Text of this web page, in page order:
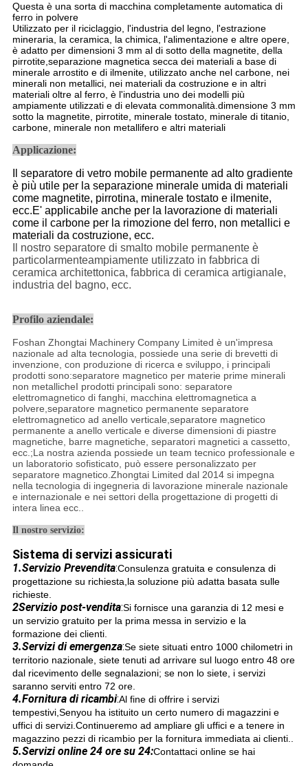
Questa è una sorta di macchina completamente automatica di
ferro in polvere
Utilizzato per il riciclaggio, l'industria del legno, l'estrazione
mineraria, la ceramica, la chimica, l'alimentazione e altre opere,
è adatto per dimensioni 3 mm al di sotto della magnetite, della
pirrotite,separazione magnetica secca dei materiali a base di
minerale arrostito e di ilmenite, utilizzato anche nel carbone, nei
minerali non metallici, nei materiali da costruzione e in altri
materiali oltre al ferro, è l'industria uno dei modelli più
ampiamente utilizzati e di elevata commonalità.dimensione 3 mm
sotto la magnetite, pirrotite, minerale tostato, minerale di titanio,
carbone, minerale non metallifero e altri materiali
Applicazione:
Il separatore di vetro mobile permanente ad alto gradiente
è più utile per la separazione minerale umida di materiali
come magnetite, pirrotina, minerale tostato e ilmenite,
ecc.E' applicabile anche per la lavorazione di materiali
come il carbone per la rimozione del ferro, non metallici e
materiali da costruzione, ecc.
Il nostro separatore di smalto mobile permanente è
particolarmenteampiamente utilizzato in fabbrica di
ceramica architettonica, fabbrica di ceramica artigianale,
industria del bagno, ecc.
Profilo aziendale:
Foshan Zhongtai Machinery Company Limited è un'impresa
nazionale ad alta tecnologia, possiede una serie di brevetti di
invenzione, con produzione di ricerca e sviluppo, i principali
prodotti sono:separatore magnetico per materie prime minerali
non metallicheI prodotti principali sono: separatore
elettromagnetico di fanghi, macchina elettromagnetica a
polvere,separatore magnetico permanente separatore
elettromagnetico ad anello verticale,separatore magnetico
permanente a anello verticale e diverse dimensioni di piastre
magnetiche, barre magnetiche, separatori magnetici a cassetto,
ecc.;La nostra azienda possiede un team tecnico professionale e
un laboratorio sofisticato, può essere personalizzato per
separatore magnetico.Zhongtai Limited dal 2014 si impegna
nella tecnologia di ingegneria di lavorazione minerale nazionale
e internazionale e nei settori della progettazione di progetti di
intera linea ecc..
Il nostro servizio:
Sistema di servizi assicurati
1.Servizio Prevendita:Consulenza gratuita e consulenza di
progettazione su richiesta,la soluzione più adatta basata sulle
richieste.
2Servizio post-vendita:Si fornisce una garanzia di 12 mesi e
un servizio gratuito per la prima messa in servizio e la
formazione dei clienti.
3.Servizi di emergenza:Se siete situati entro 1000 chilometri in
territorio nazionale, siete tenuti ad arrivare sul luogo entro 48 ore
dal ricevimento delle segnalazioni; se non lo siete, i servizi
saranno serviti entro 72 ore.
4.Fornitura di ricambi:Al fine di offrire i servizi
tempestivi,Senyou ha istituito un certo numero di magazzini e
uffici di servizi.Continueremo ad ampliare gli uffici e a tenere in
magazzino pezzi di ricambio per la fornitura immediata ai clienti..
5.Servizi online 24 ore su 24:Contattaci online se hai